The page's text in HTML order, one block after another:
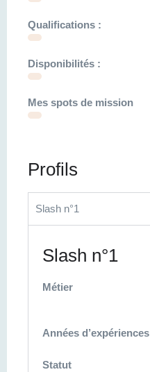
Qualifications :
Disponibilités :
Mes spots de mission
Profils
Slash n°1
Slash n°1
Métier
Années d’expériences
Statut